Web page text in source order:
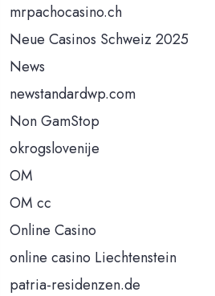
mrpachocasino.ch
Neue Casinos Schweiz 2025
News
newstandardwp.com
Non GamStop
okrogslovenije
OM
OM cc
Online Casino
online casino Liechtenstein
patria-residenzen.de